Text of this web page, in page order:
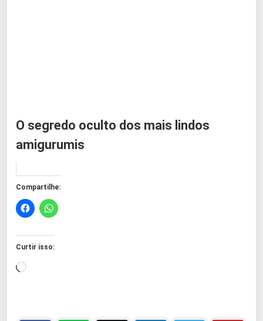
O segredo oculto dos mais lindos
amigurumis
Compartilhe:
Curtir isso:
C